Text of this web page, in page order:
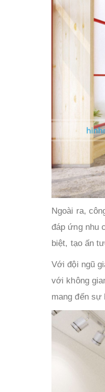
Ngoài ra,
đáp ứng nhu
biệt, tạo ấn
Với đội ngũ
với không
mang đến sự